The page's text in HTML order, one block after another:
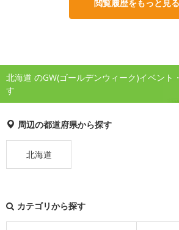
閲覧履歴をもっと見る
北海道 のGW(ゴールデンウィーク)イベント
す
周辺の都道府県から探す
北海道
カテゴリから探す